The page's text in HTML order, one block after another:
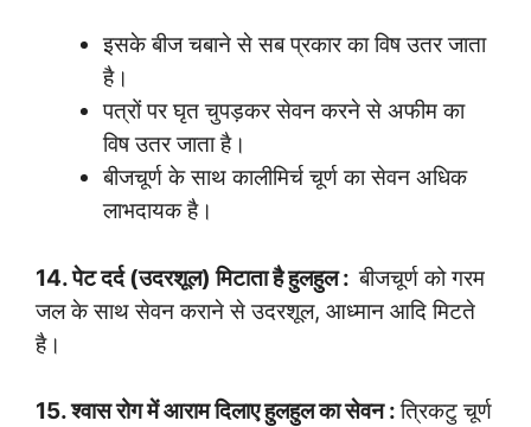
इसके बीज चबाने से सब प्रकार का विष उतर जाता
है।
पत्रों पर घृत चुपड़कर सेवन करने से अफीम का
विष उतर जाता है।
बीजचूर्ण के साथ कालीमिर्च चूर्ण का सेवन अधिक
लाभदायक है।
14. पेट दर्द (उदरशूल) मिटाता है हुलहुल :बीजचूर्ण को गरम
जल के साथ सेवन कराने से उदरशूल, आध्मान आदि मिटते
है।
15. श्वास रोग में आराम दिलाए हुलहुल का सेवन :त्रिकटु चूर्ण